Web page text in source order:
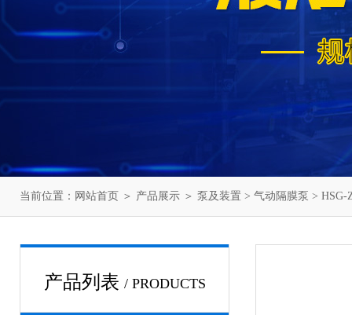
当前位置： 网站首页 ＞ 产品展示 ＞ 泵及装置 > 气动隔膜泵 > HSG-
产品列表 / PRODUCTS